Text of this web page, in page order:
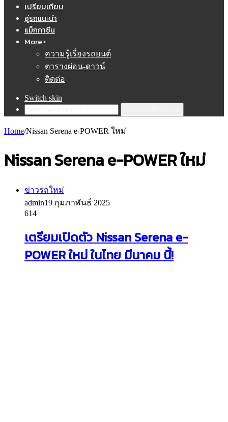
เปรียบเทียบ
อู่รถแนะนำ
แม็กกาซีน
More+
ความรู้เรื่องรถยนต์
ตารางผ่อน-ดาวน์
ติดต่อ
Switch skin
Home/Nissan Serena e-POWER ใหม่
Nissan Serena e-POWER ใหม่
ข่าวรถใหม่
admin19 กุมภาพันธ์ 2025
614
เตรียมเปิดตัว Nissan Serena e-
POWER ใหม่ ในไทย มีนาคม นี้!